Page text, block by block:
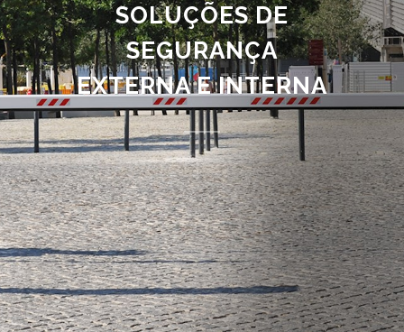
SOLUÇÕES DE
SEGURANÇA
EXTERNA E INTERNA